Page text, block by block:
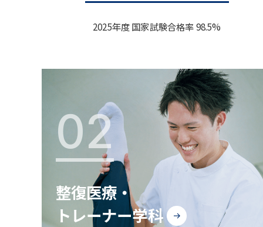
2025年度 国家試験合格率 98.5%
02
整復医療・
トレーナー学科